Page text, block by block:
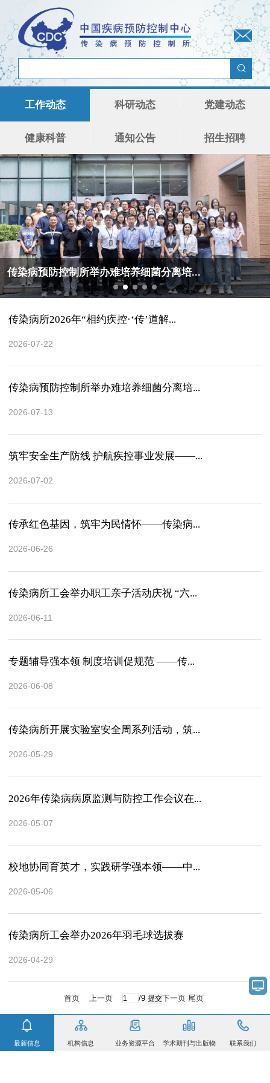
工作动态 科研动态 党建动态
健康科普 通知公告 招生招聘
分离培... 筑牢安全生产防线 护航疾控事
传染病所2026年“相约疾控·‘传’道解...
2026-07-22
传染病预防控制所举办难培养细菌分离培...
2026-07-13
筑牢安全生产防线 护航疾控事业发展——...
2026-07-02
传承红色基因，筑牢为民情怀——传染病...
2026-06-26
传染病所工会举办职工亲子活动庆祝 “六...
2026-06-11
专题辅导强本领 制度培训促规范 ——传...
2026-06-08
传染病所开展实验室安全周系列活动，筑...
2026-05-29
2026年传染病病原监测与防控工作会议在...
2026-05-07
校地协同育英才，实践研学强本领——中...
2026-05-06
传染病所工会举办2026年羽毛球选拔赛
2026-04-29
首页 上一页 /9 下一页 尾页
最新信息 机构信息 业务资源平台 学术期刊与出版物 联系我们